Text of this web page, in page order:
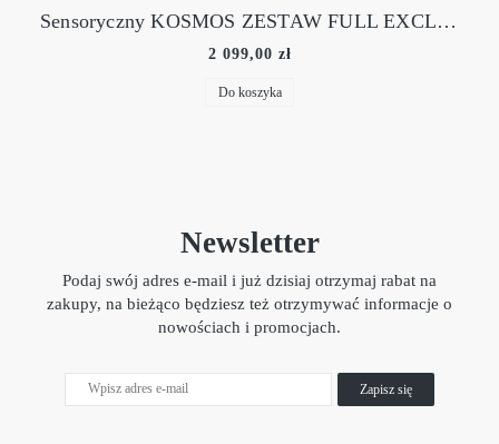
Sensoryczny KOSMOS ZESTAW FULL EXCLUSIVE
2 099,00 zł
Do koszyka
Newsletter
Podaj swój adres e-mail i już dzisiaj otrzymaj rabat na
zakupy, na bieżąco będziesz też otrzymywać informacje o
nowościach i promocjach.
Zapisz się